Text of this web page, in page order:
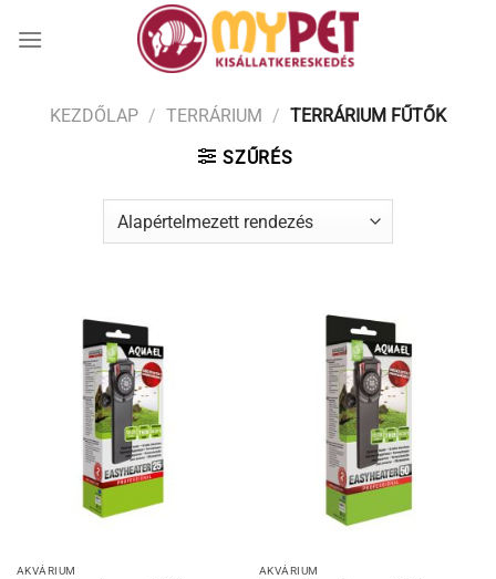
KEZDŐLAP / TERRÁRIUM / TERRÁRIUM FŰTŐK
SZŰRÉS
AKVÁRIUM AKVÁRIUM